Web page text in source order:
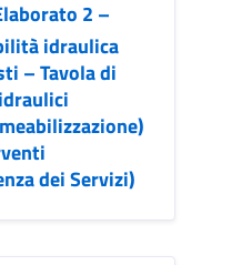
2 –
idraulica
– Tavola di
dei Servizi)